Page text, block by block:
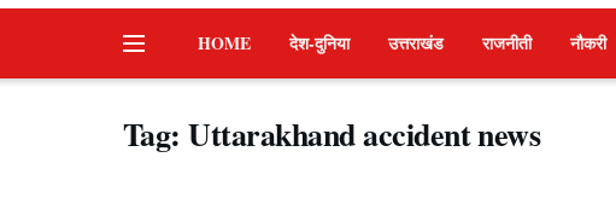
HOME देश-दुनिया उत्तराखंड राजनीती नौकरी
Tag:Uttarakhand accident news